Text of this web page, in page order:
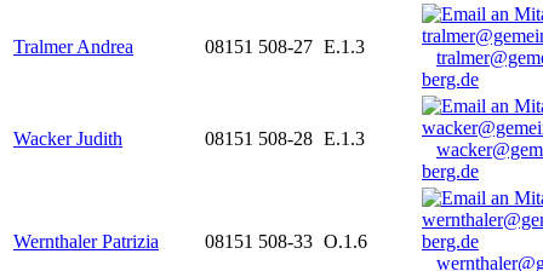
Tralmer Andrea 08151 508-27 E.1.3
berg.de
Wacker Judith 08151 508-28 E.1.3
berg.de
Wernthaler Patrizia 08151 508-33 O.1.6